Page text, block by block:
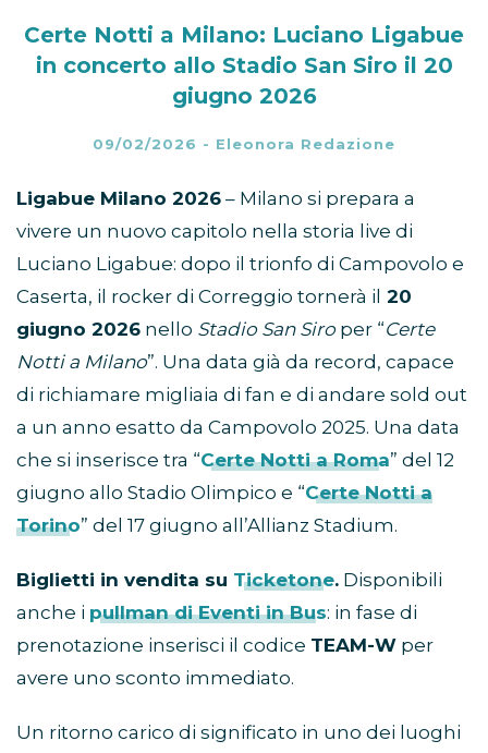
Certe Notti a Milano: Luciano Ligabue
in concerto allo Stadio San Siro il 20
giugno 2026
09/02/2026 - Eleonora Redazione
Ligabue Milano 2026 – Milano si prepara a
vivere un nuovo capitolo nella storia live di
Luciano Ligabue: dopo il trionfo di Campovolo e
Caserta, il rocker di Correggio tornerà il 20
giugno 2026 nello Stadio San Siroper “Certe
Notti a Milano”. Una data già da record, capace
di richiamare migliaia di fan e di andare sold out
a un anno esatto da Campovolo 2025. Una data
che si inserisce tra “Certe Notti a Roma” del 12
giugno allo Stadio Olimpico e “Certe Notti a
Torino” del 17 giugno all’Allianz Stadium.
Biglietti in vendita su Ticketone. Disponibili
anche i pullman di Eventi in Bus: in fase di
prenotazione inserisci il codice TEAM-W per
avere uno sconto immediato.
Un ritorno carico di significato in uno dei luoghi